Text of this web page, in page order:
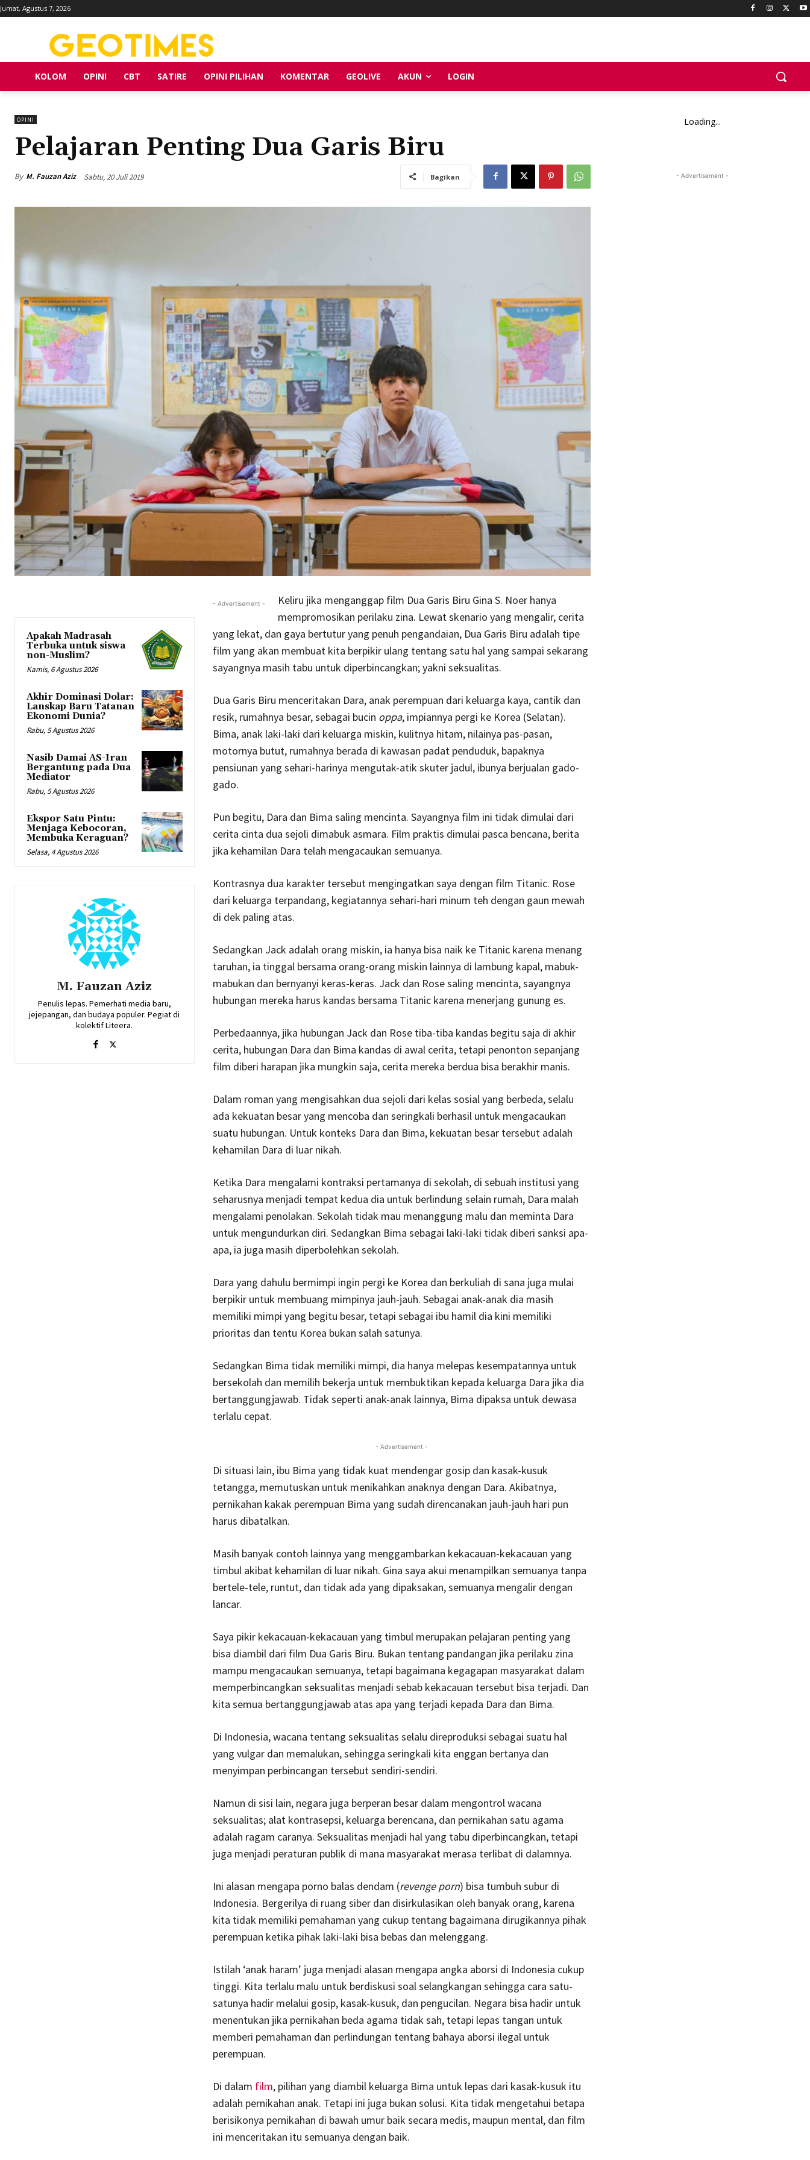
Jumat, Agustus 7, 2026
KOLOM OPINI CBT SATIRE OPINI PILIHAN KOMENTAR GEOLIVE AKUN LOGIN
OPINI
Pelajaran Penting Dua Garis Biru
By M. Fauzan Aziz Sabtu, 20 Juli 2019 Bagikan
Apakah Madrasah
Terbuka untuk siswa
non-Muslim?
Kamis, 6 Agustus 2026
Akhir Dominasi Dolar:
Lanskap Baru Tatanan
Ekonomi Dunia?
Rabu, 5 Agustus 2026
Nasib Damai AS-Iran
Bergantung pada Dua
Mediator
Rabu, 5 Agustus 2026
Ekspor Satu Pintu:
Menjaga Kebocoran,
Membuka Keraguan?
Selasa, 4 Agustus 2026
M. Fauzan Aziz
Penulis lepas. Pemerhati media baru,
jejepangan, dan budaya populer. Pegiat di
kolektif Liteera.
- Advertisement -
Keliru jika menganggap film Dua Garis Biru Gina S. Noer hanya
mempromosikan perilaku zina. Lewat skenario yang mengalir, cerita
yang lekat, dan gaya bertutur yang penuh pengandaian, Dua Garis Biru adalah tipe
film yang akan membuat kita berpikir ulang tentang satu hal yang sampai sekarang
sayangnya masih tabu untuk diperbincangkan; yakni seksualitas.
Dua Garis Biru menceritakan Dara, anak perempuan dari keluarga kaya, cantik dan
resik, rumahnya besar, sebagai bucin oppa, impiannya pergi ke Korea (Selatan).
Bima, anak laki-laki dari keluarga miskin, kulitnya hitam, nilainya pas-pasan,
motornya butut, rumahnya berada di kawasan padat penduduk, bapaknya
pensiunan yang sehari-harinya mengutak-atik skuter jadul, ibunya berjualan gado-
gado.
Pun begitu, Dara dan Bima saling mencinta. Sayangnya film ini tidak dimulai dari
cerita cinta dua sejoli dimabuk asmara. Film praktis dimulai pasca bencana, berita
jika kehamilan Dara telah mengacaukan semuanya.
Kontrasnya dua karakter tersebut mengingatkan saya dengan film Titanic. Rose
dari keluarga terpandang, kegiatannya sehari-hari minum teh dengan gaun mewah
di dek paling atas.
Sedangkan Jack adalah orang miskin, ia hanya bisa naik ke Titanic karena menang
taruhan, ia tinggal bersama orang-orang miskin lainnya di lambung kapal, mabuk-
mabukan dan bernyanyi keras-keras. Jack dan Rose saling mencinta, sayangnya
hubungan mereka harus kandas bersama Titanic karena menerjang gunung es.
Perbedaannya, jika hubungan Jack dan Rose tiba-tiba kandas begitu saja di akhir
cerita, hubungan Dara dan Bima kandas di awal cerita, tetapi penonton sepanjang
film diberi harapan jika mungkin saja, cerita mereka berdua bisa berakhir manis.
Dalam roman yang mengisahkan dua sejoli dari kelas sosial yang berbeda, selalu
ada kekuatan besar yang mencoba dan seringkali berhasil untuk mengacaukan
suatu hubungan. Untuk konteks Dara dan Bima, kekuatan besar tersebut adalah
kehamilan Dara di luar nikah.
Ketika Dara mengalami kontraksi pertamanya di sekolah, di sebuah institusi yang
seharusnya menjadi tempat kedua dia untuk berlindung selain rumah, Dara malah
mengalami penolakan. Sekolah tidak mau menanggung malu dan meminta Dara
untuk mengundurkan diri. Sedangkan Bima sebagai laki-laki tidak diberi sanksi apa-
apa, ia juga masih diperbolehkan sekolah.
Dara yang dahulu bermimpi ingin pergi ke Korea dan berkuliah di sana juga mulai
berpikir untuk membuang mimpinya jauh-jauh. Sebagai anak-anak dia masih
memiliki mimpi yang begitu besar, tetapi sebagai ibu hamil dia kini memiliki
prioritas dan tentu Korea bukan salah satunya.
Sedangkan Bima tidak memiliki mimpi, dia hanya melepas kesempatannya untuk
bersekolah dan memilih bekerja untuk membuktikan kepada keluarga Dara jika dia
bertanggungjawab. Tidak seperti anak-anak lainnya, Bima dipaksa untuk dewasa
terlalu cepat.
- Advertisement -
Di situasi lain, ibu Bima yang tidak kuat mendengar gosip dan kasak-kusuk
tetangga, memutuskan untuk menikahkan anaknya dengan Dara. Akibatnya,
pernikahan kakak perempuan Bima yang sudah direncanakan jauh-jauh hari pun
harus dibatalkan.
Masih banyak contoh lainnya yang menggambarkan kekacauan-kekacauan yang
timbul akibat kehamilan di luar nikah. Gina saya akui menampilkan semuanya tanpa
bertele-tele, runtut, dan tidak ada yang dipaksakan, semuanya mengalir dengan
lancar.
Saya pikir kekacauan-kekacauan yang timbul merupakan pelajaran penting yang
bisa diambil dari film Dua Garis Biru. Bukan tentang pandangan jika perilaku zina
mampu mengacaukan semuanya, tetapi bagaimana kegagapan masyarakat dalam
memperbincangkan seksualitas menjadi sebab kekacauan tersebut bisa terjadi. Dan
kita semua bertanggungjawab atas apa yang terjadi kepada Dara dan Bima.
Di Indonesia, wacana tentang seksualitas selalu direproduksi sebagai suatu hal
yang vulgar dan memalukan, sehingga seringkali kita enggan bertanya dan
menyimpan perbincangan tersebut sendiri-sendiri.
Namun di sisi lain, negara juga berperan besar dalam mengontrol wacana
seksualitas; alat kontrasepsi, keluarga berencana, dan pernikahan satu agama
adalah ragam caranya. Seksualitas menjadi hal yang tabu diperbincangkan, tetapi
juga menjadi peraturan publik di mana masyarakat merasa terlibat di dalamnya.
Ini alasan mengapa porno balas dendam (revenge porn) bisa tumbuh subur di
Indonesia. Bergerilya di ruang siber dan disirkulasikan oleh banyak orang, karena
kita tidak memiliki pemahaman yang cukup tentang bagaimana dirugikannya pihak
perempuan ketika pihak laki-laki bisa bebas dan melenggang.
Istilah ‘anak haram’ juga menjadi alasan mengapa angka aborsi di Indonesia cukup
tinggi. Kita terlalu malu untuk berdiskusi soal selangkangan sehingga cara satu-
satunya hadir melalui gosip, kasak-kusuk, dan pengucilan. Negara bisa hadir untuk
menentukan jika pernikahan beda agama tidak sah, tetapi lepas tangan untuk
memberi pemahaman dan perlindungan tentang bahaya aborsi ilegal untuk
perempuan.
Di dalam film, pilihan yang diambil keluarga Bima untuk lepas dari kasak-kusuk itu
adalah pernikahan anak. Tetapi ini juga bukan solusi. Kita tidak mengetahui betapa
berisikonya pernikahan di bawah umur baik secara medis, maupun mental, dan film
ini menceritakan itu semuanya dengan baik.
Loading...
- Advertisement -